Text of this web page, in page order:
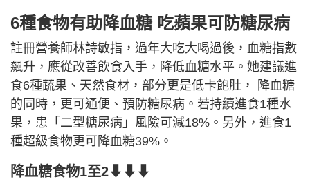
6種食物有助降血糖 吃蘋果可防糖尿病
註冊營養師林詩敏指，過年大吃大喝過後，血糖指數
飆升，應從改善飲食入手，降低血糖水平。她建議進
食6種蔬果、天然食材，部分更是低卡飽肚， 降血糖
的同時，更可通便、預防糖尿病。若持續進食1種水
果，患「二型糖尿病」風險可減18%。另外，進食1
種超級食物更可降血糖39%。
降血糖食物1至2⬇⬇⬇